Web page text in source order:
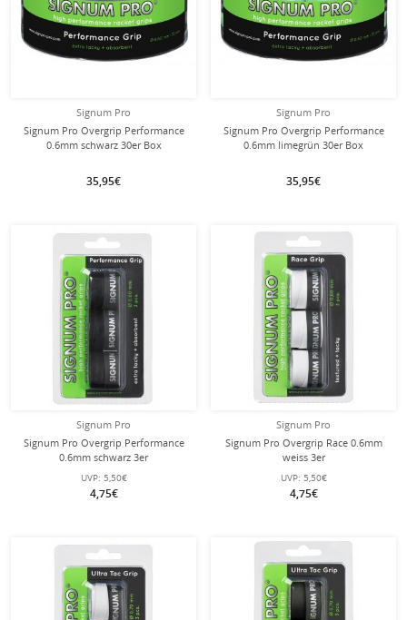
Signum Pro
Signum Pro Overgrip Performance
0.6mm schwarz 30er Box
35,95€
Signum Pro
Signum Pro Overgrip Performance
0.6mm limegrün 30er Box
35,95€
Signum Pro
Signum Pro Overgrip Performance
0.6mm schwarz 3er
UVP: 5,50€
4,75€
Signum Pro
Signum Pro Overgrip Race 0.6mm
weiss 3er
UVP: 5,50€
4,75€